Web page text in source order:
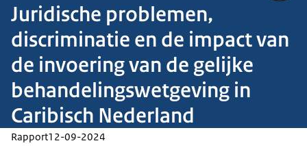
Juridische problemen,
discriminatie en de impact van
de invoering van de gelijke
behandelingswetgeving in
Caribisch Nederland
Rapport12-09-2024